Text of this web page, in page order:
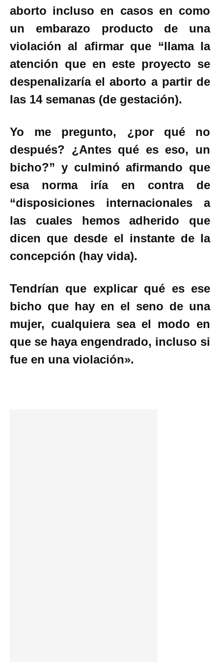
aborto incluso en casos en como
un embarazo producto de una
violación al afirmar que “llama la
atención que en este proyecto se
despenalizaría el aborto a partir de
las 14 semanas (de gestación).
Yo me pregunto, ¿por qué no
después? ¿Antes qué es eso, un
bicho?” y culminó afirmando que
esa norma iría en contra de
“disposiciones internacionales a
las cuales hemos adherido que
dicen que desde el instante de la
concepción (hay vida).
Tendrían que explicar qué es ese
bicho que hay en el seno de una
mujer, cualquiera sea el modo en
que se haya engendrado, incluso si
fue en una violación».